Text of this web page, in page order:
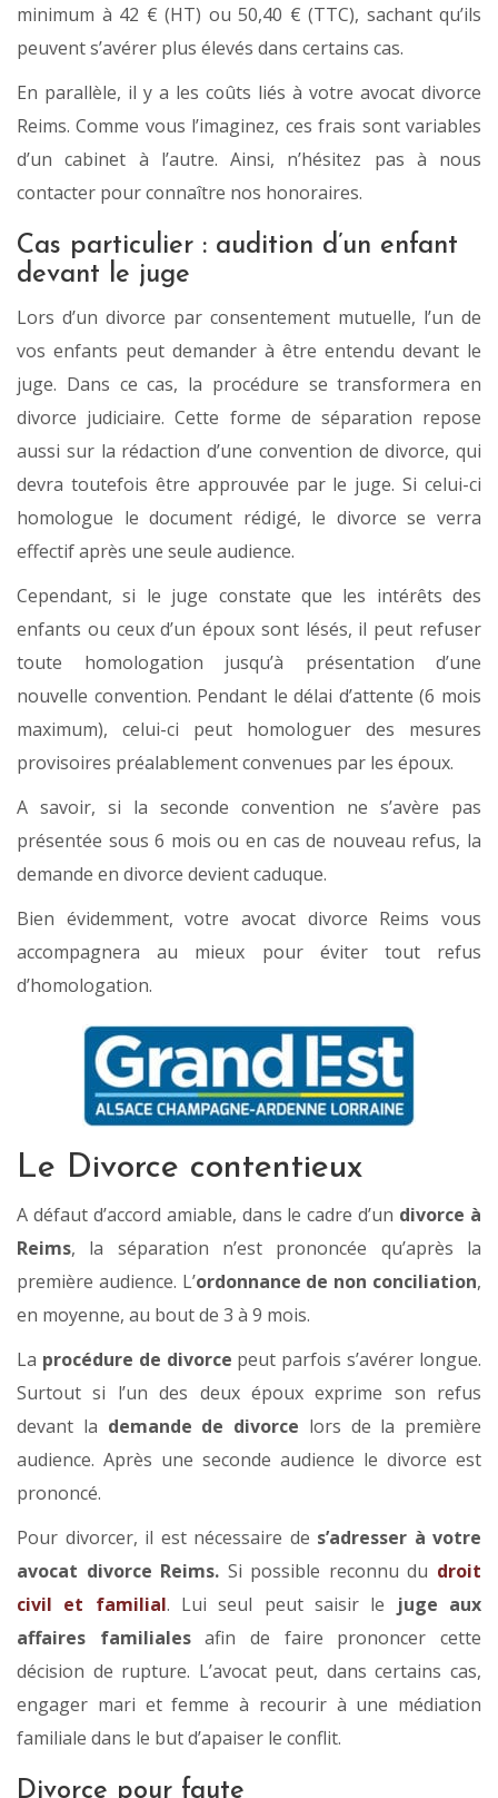
minimum à 42 € (HT) ou 50,40 € (TTC), sachant qu’ils
peuvent s’avérer plus élevés dans certains cas.
En parallèle, il y a les coûts liés à votre avocat divorce
Reims. Comme vous l’imaginez, ces frais sont variables
d’un cabinet à l’autre. Ainsi, n’hésitez pas à nous
contacter pour connaître nos honoraires.
Cas particulier : audition d’un enfant
devant le juge
Lors d’un divorce par consentement mutuelle, l’un de
vos enfants peut demander à être entendu devant le
juge. Dans ce cas, la procédure se transformera en
divorce judiciaire. Cette forme de séparation repose
aussi sur la rédaction d’une convention de divorce, qui
devra toutefois être approuvée par le juge. Si celui-ci
homologue le document rédigé, le divorce se verra
effectif après une seule audience.
Cependant, si le juge constate que les intérêts des
enfants ou ceux d’un époux sont lésés, il peut refuser
toute homologation jusqu’à présentation d’une
nouvelle convention. Pendant le délai d’attente (6 mois
maximum), celui-ci peut homologuer des mesures
provisoires préalablement convenues par les époux.
A savoir, si la seconde convention ne s’avère pas
présentée sous 6 mois ou en cas de nouveau refus, la
demande en divorce devient caduque.
Bien évidemment, votre avocat divorce Reims vous
accompagnera au mieux pour éviter tout refus
d’homologation.
Le Divorce contentieux
A défaut d’accord amiable, dans le cadre d’un divorce à
Reims, la séparation n’est prononcée qu’après la
première audience. L’ordonnance de non conciliation,
en moyenne, au bout de 3 à 9 mois.
La procédure de divorce peut parfois s’avérer longue.
Surtout si l’un des deux époux exprime son refus
devant la demande de divorce lors de la première
audience. Après une seconde audience le divorce est
prononcé.
Pour divorcer, il est nécessaire de s’adresser à votre
avocat divorce Reims. Si possible reconnu du droit
civil et familial. Lui seul peut saisir le
juge aux
affaires familialesafin de faire prononcer cette
décision de rupture. L’avocat peut, dans certains cas,
engager mari et femme à recourir à une médiation
familiale dans le but d’apaiser le conflit.
Divorce pour faute